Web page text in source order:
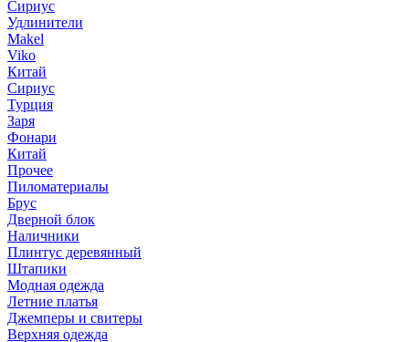
Сириус
Удлинители
Makel
Viko
Китай
Сириус
Турция
Заря
Фонари
Китай
Прочее
Пиломатериалы
Брус
Дверной блок
Наличники
Плинтус деревянный
Штапики
Модная одежда
Летние платья
Джемперы и свитеры
Верхняя одежда